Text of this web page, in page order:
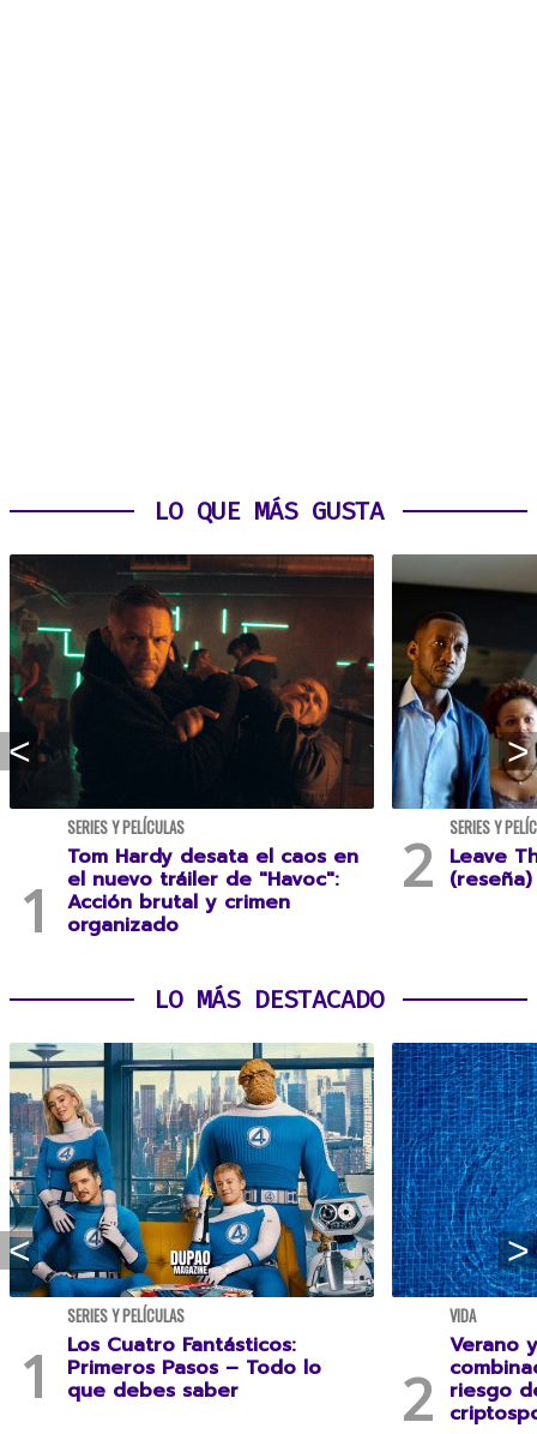
LO QUE MÁS GUSTA
SERIES Y PELÍCULAS
Tom Hardy desata el caos en
el nuevo tráiler de "Havoc":
Acción brutal y crimen
organizado
SERIES Y
Leave
(reseña)
LO MÁS DESTACADO
SERIES Y PELÍCULAS
Los Cuatro Fantásticos:
Primeros Pasos – Todo lo
que debes saber
VIDA
Verano
riesgo